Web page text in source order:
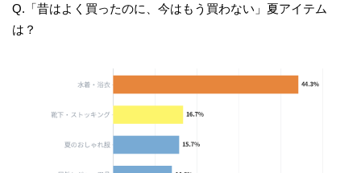
Q.「昔はよく買ったのに、今はもう買わない」夏アイテム
は？